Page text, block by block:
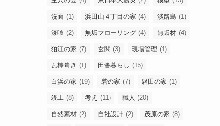
洗面 (1) 浜田山４丁目の家 (4) 淡路島 (1)
漆喰 (2) 無垢フローリング (4) 無垢材 (4)
狛江の家 (7) 玄関 (3) 現場管理 (1)
瓦棒葺き (1) 田舎暮らし (16)
白浜の家 (19) 砦の家 (7) 磐田の家 (1)
竣工 (8) 考え (11) 職人 (20)
自然素材 (2) 自社設計 (2) 茂原の家 (8)